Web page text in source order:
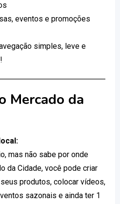
eventos e promoções
simples, leve e
Mercado da
mas não sabe por onde
da Cidade, você pode criar
produtos, colocar vídeos,
sazonais e ainda ter 1